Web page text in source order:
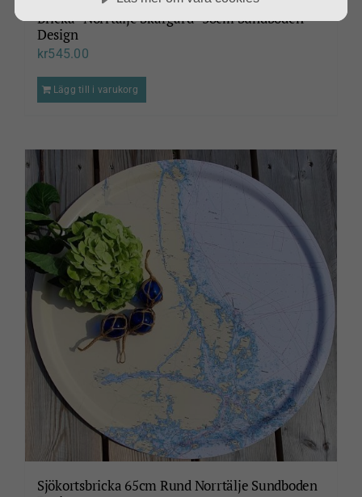
Bricka ”Norrtälje Skärgård” 38cm Sundboden
Design
kr545.00
Lägg till i varukorg
Sjökortsbricka 65cm Rund Norrtälje Sundboden